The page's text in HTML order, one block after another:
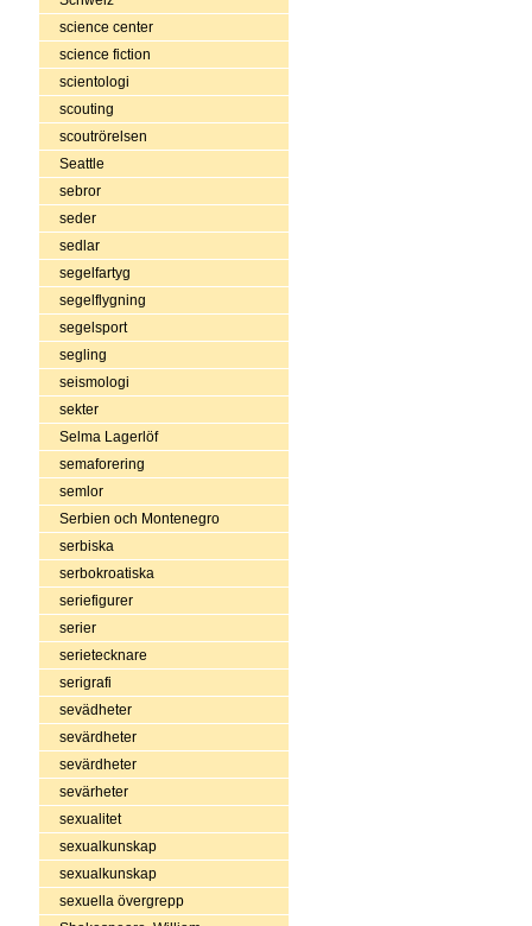
science center
science fiction
scientologi
scouting
scoutrörelsen
Seattle
sebror
seder
sedlar
segelfartyg
segelflygning
segelsport
segling
seismologi
sekter
Selma Lagerlöf
semaforering
semlor
Serbien och Montenegro
serbiska
serbokroatiska
seriefigurer
serier
serietecknare
serigrafi
sevädheter
sevärdheter
sevärdheter
sevärheter
sexualitet
sexualkunskap
sexualkunskap
sexuella övergrepp